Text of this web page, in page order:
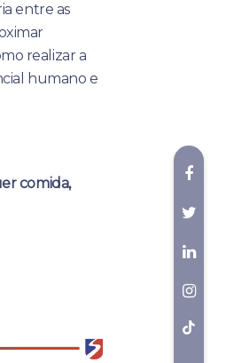
entre as
realizar a
humano e
comida,